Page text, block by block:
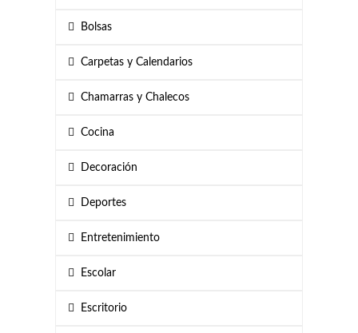
Bolsas
Carpetas y Calendarios
Chamarras y Chalecos
Cocina
Decoración
Deportes
Entretenimiento
Escolar
Escritorio